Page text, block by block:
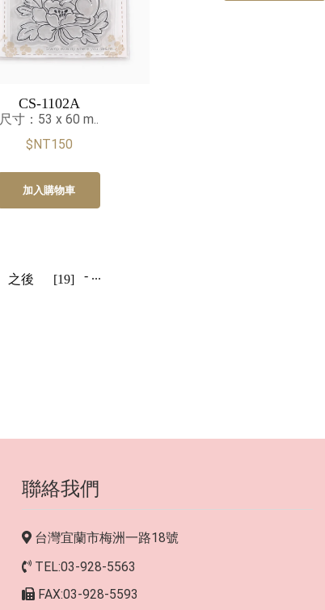
CS-1102A
尺寸：53 x 60 m..
$NT150
加入購物車
-
之後 ...
[19]
聯絡我們
台灣宜蘭市梅洲一路18號
TEL:03-928-5563
FAX:03-928-5593